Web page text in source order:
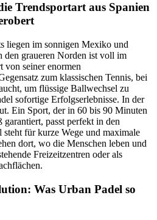
Trendsportart aus Spanien
liegen im sonnigen Mexiko und
den graueren Norden ist voll im
von seiner enormen
zum klassischen Tennis, bei
um flüssige Ballwechsel zu
sofortige Erfolgserlebnisse. In der
Ein Sport, der in 60 bis 90 Minuten
passt perfekt in den
für kurze Wege und maximale
dort, wo die Menschen leben und
Freizeitzentren oder als
Was Urban Padel so